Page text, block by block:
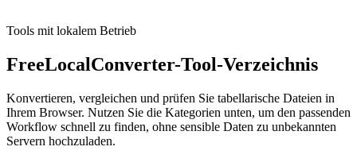
Tools mit lokalem Betrieb
FreeLocalConverter-Tool-Verzeichnis
Konvertieren, vergleichen und prüfen Sie tabellarische Dateien in
Ihrem Browser. Nutzen Sie die Kategorien unten, um den passenden
Workflow schnell zu finden, ohne sensible Daten zu unbekannten
Servern hochzuladen.